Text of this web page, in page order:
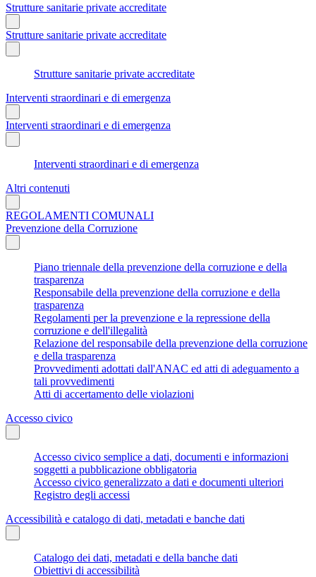
Strutture sanitarie private accreditate
Strutture sanitarie private accreditate
Strutture sanitarie private accreditate
Interventi straordinari e di emergenza
Interventi straordinari e di emergenza
Interventi straordinari e di emergenza
Altri contenuti
REGOLAMENTI COMUNALI
Prevenzione della Corruzione
Piano triennale della prevenzione della corruzione e della
trasparenza
Responsabile della prevenzione della corruzione e della
trasparenza
Regolamenti per la prevenzione e la repressione della
corruzione e dell'illegalità
Relazione del responsabile della prevenzione della corruzione
e della trasparenza
Provvedimenti adottati dall'ANAC ed atti di adeguamento a
tali provvedimenti
Atti di accertamento delle violazioni
Accesso civico
Accesso civico semplice a dati, documenti e informazioni
soggetti a pubblicazione obbligatoria
Accesso civico generalizzato a dati e documenti ulteriori
Registro degli accessi
Accessibilità e catalogo di dati, metadati e banche dati
Catalogo dei dati, metadati e della banche dati
Obiettivi di accessibilità